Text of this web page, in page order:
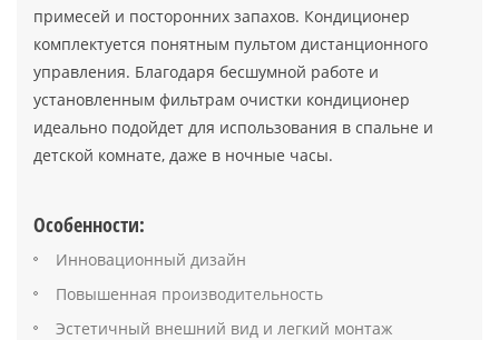
примесей и посторонних запахов. Кондиционер
комплектуется понятным пультом дистанционного
управления. Благодаря бесшумной работе и
установленным фильтрам очистки кондиционер
идеально подойдет для использования в спальне и
детской комнате, даже в ночные часы.
Особенности:
Инновационный дизайн
Повышенная производительность
Эстетичный внешний вид и легкий монтаж